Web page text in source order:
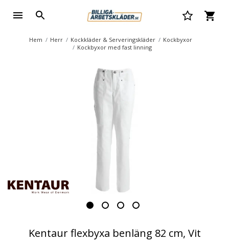
Hem Herr Kockkläder & Serveringskläder
Kockbyxor
Kockbyxor med fast linning
Kentaur flexbyxa benläng 82 cm, Vit